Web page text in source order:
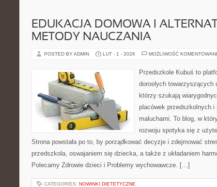
EDUKACJA DOMOWA I
METODY NAUCZANIA
POSTED BY ADMIN LUT - 1 - 2026 MOŻLIWOŚĆ
Przedszkole Kubuś to
dorosłych
którzy szukają
placówek przedszkolnych i
maluchami. To blog, w
rozwoju spotyka się z
Strona powstała po to, by porządkować decyzje i zdejmować
przedszkola, oswajaniem się dziecka, a także z układaniem
Polecamy Zdrowie dzieci i Problemy wychowawcze. […]
CATEGORIES: NOWINKI DIETETYCZNE